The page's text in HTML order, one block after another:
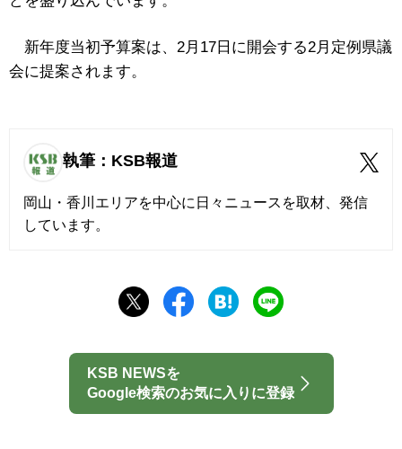
新年度当初予算案は、2月17日に開会する2月定例県議
会に提案されます。
執筆：KSB報道
岡山・香川エリアを中心に日々ニュースを取材、発信
しています。
KSB NEWSを
Google検索のお気に入りに登録